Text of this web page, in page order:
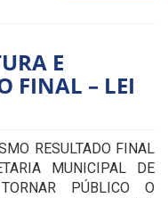
E
FINAL – LEI
RESULTADO FINAL
MUNICIPAL DE
PÚBLICO O